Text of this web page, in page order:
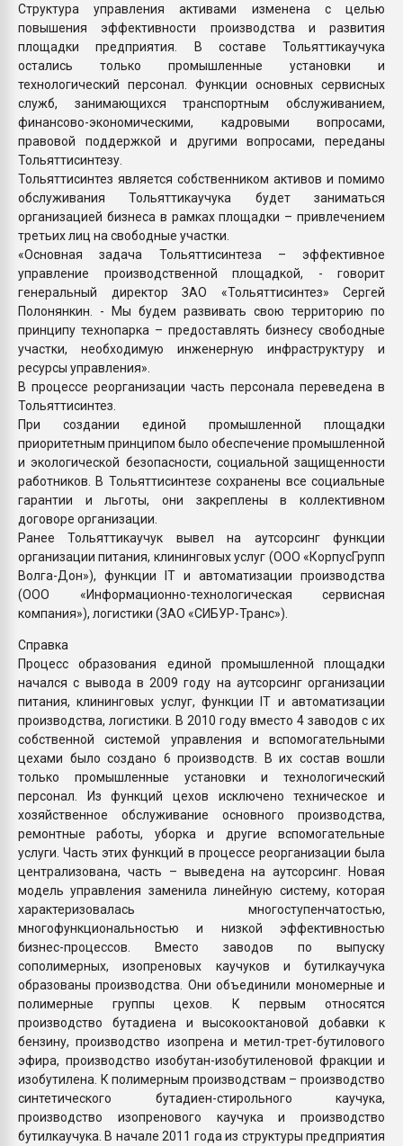
Структура управления активами изменена с целью
повышения эффективности производства и развития
площадки предприятия. В составе Тольяттикаучука
остались только промышленные установки и
технологический персонал. Функции основных сервисных
служб, занимающихся транспортным обслуживанием,
финансово-экономическими, кадровыми вопросами,
правовой поддержкой и другими вопросами, переданы
Тольяттисинтезу.
Тольяттисинтез является собственником активов и помимо
обслуживания Тольяттикаучука будет заниматься
организацией бизнеса в рамках площадки – привлечением
третьих лиц на свободные участки.
«Основная задача Тольяттисинтеза – эффективное
управление производственной площадкой, - говорит
генеральный директор ЗАО «Тольяттисинтез» Сергей
Полонянкин. - Мы будем развивать свою территорию по
принципу технопарка – предоставлять бизнесу свободные
участки, необходимую инженерную инфраструктуру и
ресурсы управления».
В процессе реорганизации часть персонала переведена в
Тольяттисинтез.
При создании единой промышленной площадки
приоритетным принципом было обеспечение промышленной
и экологической безопасности, социальной защищенности
работников. В Тольяттисинтезе сохранены все социальные
гарантии и льготы, они закреплены в коллективном
договоре организации.
Ранее Тольяттикаучук вывел на аутсорсинг функции
организации питания, клининговых услуг (ООО «КорпусГрупп
Волга-Дон»), функции IT и автоматизации производства
(ООО «Информационно-технологическая сервисная
компания»), логистики (ЗАО «СИБУР-Транс»).
Справка
Процесс образования единой промышленной площадки
начался с вывода в 2009 году на аутсорсинг организации
питания, клининговых услуг, функции IT и автоматизации
производства, логистики. В 2010 году вместо 4 заводов с их
собственной системой управления и вспомогательными
цехами было создано 6 производств. В их состав вошли
только промышленные установки и технологический
персонал. Из функций цехов исключено техническое и
хозяйственное обслуживание основного производства,
ремонтные работы, уборка и другие вспомогательные
услуги. Часть этих функций в процессе реорганизации была
централизована, часть – выведена на аутсорсинг. Новая
модель управления заменила линейную систему, которая
характеризовалась многоступенчатостью,
многофункциональностью и низкой эффективностью
бизнес-процессов. Вместо заводов по выпуску
сополимерных, изопреновых каучуков и бутилкаучука
образованы производства. Они объединили мономерные и
полимерные группы цехов. К первым относятся
производство бутадиена и высокооктановой добавки к
бензину, производство изопрена и метил-трет-бутилового
эфира, производство изобутан-изобутиленовой фракции и
изобутилена. К полимерным производствам – производство
синтетического бутадиен-стирольного каучука,
производство изопренового каучука и производство
бутилкаучука. В начале 2011 года из структуры предприятия